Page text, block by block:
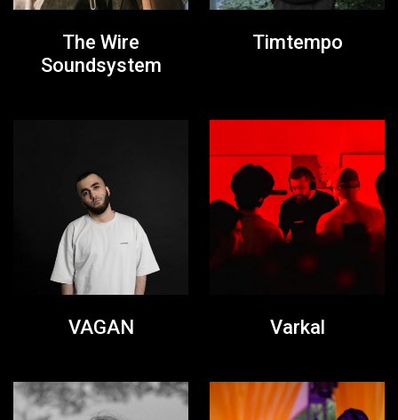
The Wire
Soundsystem
Timtempo
VAGAN Varkal